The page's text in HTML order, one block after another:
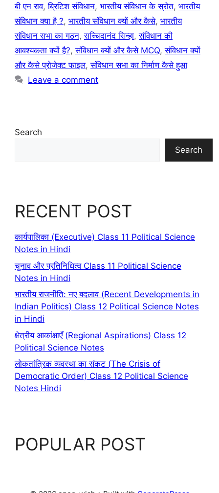
बी एन राव,ब्रिटिश संविधान, भारतीय संविधान के स्रोत, भारतीय
संविधान क्या है ?, भारतीय संविधान क्यों और कैसे, भारतीय
संविधान सभा का गठन,सच्चिदानंद सिन्हा,संविधान की
आवश्यकता क्यों है?,संविधान क्यों और कैसे MCQ,संविधान क्यों
और कैसे प्रोजेक्ट फाइल,संविधान सभा का निर्माण कैसे हुआ
Leave a comment
Search
Search
RECENT POST
कार्यपालिका (Executive) Class 11 Political Science
Notes in Hindi
चुनाव और प्रतिनिधित्व Class 11 Political Science
Notes in Hindi
भारतीय राजनीति: नए बदलाव (Recent Developments in
Indian Politics) Class 12 Political Science Notes
in Hindi
क्षेत्रीय आकांक्षाएँ (Regional Aspirations) Class 12
Political Science Notes
लोकतांत्रिक व्यवस्था का संकट (The Crisis of
Democratic Order) Class 12 Political Science
Notes Hindi
POPULAR POST